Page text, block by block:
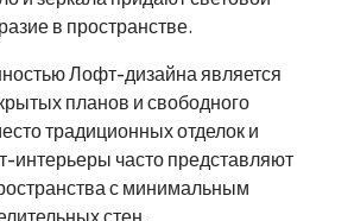
в пространстве.
Лофт-дизайна является
планов и свободного
традиционных отделок и
интерьеры часто представляют
с минимальным
стен.